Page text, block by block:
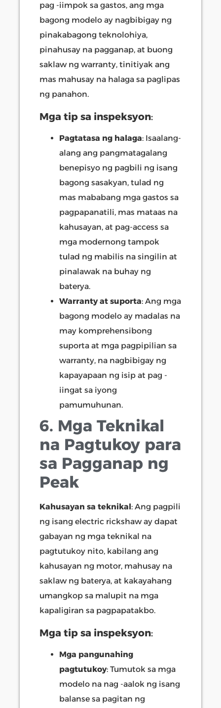
pag -iimpok sa gastos, ang mga
bagong modelo ay nagbibigay ng
pinakabagong teknolohiya,
pinahusay na pagganap, at buong
saklaw ng warranty, tinitiyak ang
mas mahusay na halaga sa paglipas
ng panahon.
Mga tip sa inspeksyon:
Pagtatasa ng halaga: Isaalang-
alang ang pangmatagalang
benepisyo ng pagbili ng isang
bagong sasakyan, tulad ng
mas mababang mga gastos sa
pagpapanatili, mas mataas na
kahusayan, at pag-access sa
mga modernong tampok
tulad ng mabilis na singilin at
pinalawak na buhay ng
baterya.
Warranty at suporta: Ang mga
bagong modelo ay madalas na
may komprehensibong
suporta at mga pagpipilian sa
warranty, na nagbibigay ng
kapayapaan ng isip at pag -
iingat sa iyong
pamumuhunan.
6. Mga Teknikal
na Pagtukoy para
sa Pagganap ng
Peak
Kahusayan sa teknikal: Ang pagpili
ng isang electric rickshaw ay dapat
gabayan ng mga teknikal na
pagtutukoy nito, kabilang ang
kahusayan ng motor, mahusay na
saklaw ng baterya, at kakayahang
umangkop sa malupit na mga
kapaligiran sa pagpapatakbo.
Mga tip sa inspeksyon:
Mga pangunahing
pagtutukoy: Tumutok sa mga
modelo na nag -aalok ng isang
balanse sa pagitan ng